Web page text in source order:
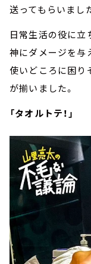
送ってもらいまし
日常生活の役に立
神にダメージを与
使いどころに困り
が揃いました。
「タオルトテ！」